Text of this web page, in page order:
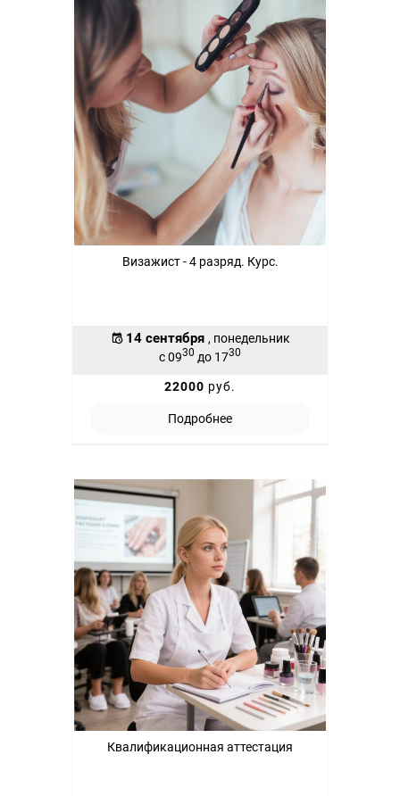
Визажист - 4 разряд. Курс.
14 сентября , понедельник
с 0930 до 1730
22000 руб.
Подробнее
Квалификационная аттестация